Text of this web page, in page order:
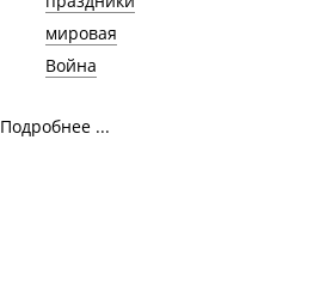
мировая
Война
Подробнее ...